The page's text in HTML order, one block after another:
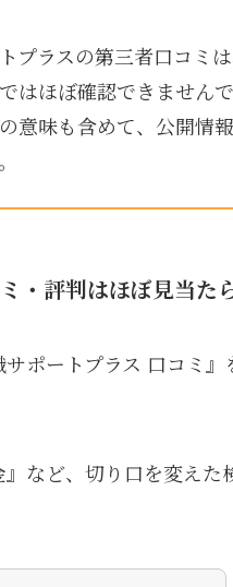
プラスの第三者口コミ
はほぼ確認できません
意味も含めて、公開情
・評判はほぼ見当た
ポートプラス 口コミ』
』など、切り口を変えた